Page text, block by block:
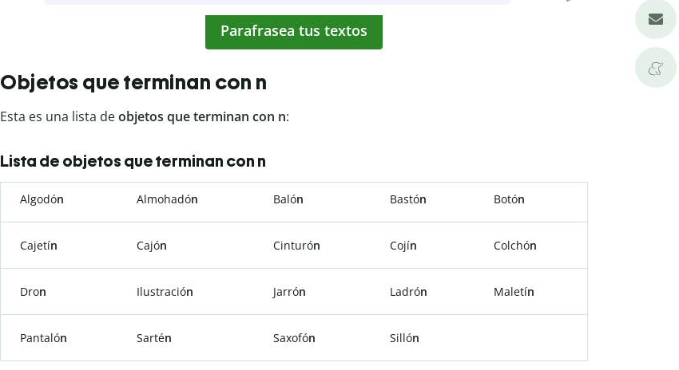
Parafrasea tus textos
Objetos que terminan con n
Esta es una lista deobjetos que terminan con n:
Lista de objetos que terminan con n
Algodón Almohadón Balón Bastón Botón
Cajetín Cajón Cinturón Cojín Colchón
Dron Ilustración Jarrón Ladrón Maletín
Pantalón Sartén Saxofón Sillón